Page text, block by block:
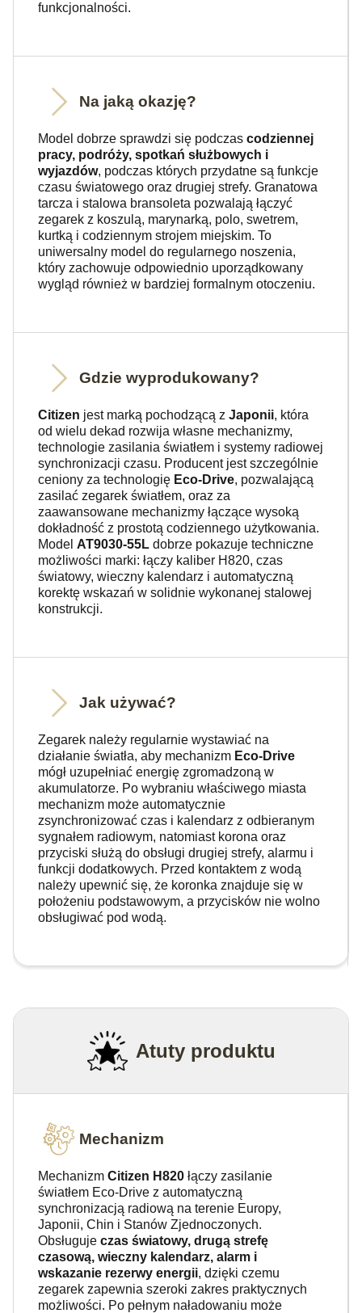
funkcjonalności.
Na jaką okazję?
Model dobrze sprawdzi się podczas codziennej
pracy, podróży, spotkań służbowych i
wyjazdów, podczas których przydatne są funkcje
czasu światowego oraz drugiej strefy. Granatowa
tarcza i stalowa bransoleta pozwalają łączyć
zegarek z koszulą, marynarką, polo, swetrem,
kurtką i codziennym strojem miejskim. To
uniwersalny model do regularnego noszenia,
który zachowuje odpowiednio uporządkowany
wygląd również w bardziej formalnym otoczeniu.
Gdzie wyprodukowany?
Citizen jest marką pochodzącą z Japonii, która
od wielu dekad rozwija własne mechanizmy,
technologie zasilania światłem i systemy radiowej
synchronizacji czasu. Producent jest szczególnie
ceniony za technologię Eco-Drive, pozwalającą
zasilać zegarek światłem, oraz za
zaawansowane mechanizmy łączące wysoką
dokładność z prostotą codziennego użytkowania.
Model AT9030-55L dobrze pokazuje techniczne
możliwości marki: łączy kaliber H820, czas
światowy, wieczny kalendarz i automatyczną
korektę wskazań w solidnie wykonanej stalowej
konstrukcji.
Jak używać?
Zegarek należy regularnie wystawiać na
działanie światła, aby mechanizm Eco-Drive
mógł uzupełniać energię zgromadzoną w
akumulatorze. Po wybraniu właściwego miasta
mechanizm może automatycznie
zsynchronizować czas i kalendarz z odbieranym
sygnałem radiowym, natomiast korona oraz
przyciski służą do obsługi drugiej strefy, alarmu i
funkcji dodatkowych. Przed kontaktem z wodą
należy upewnić się, że koronka znajduje się w
położeniu podstawowym, a przycisków nie wolno
obsługiwać pod wodą.
Atuty produktu
Mechanizm
Mechanizm Citizen H820 łączy zasilanie
światłem Eco-Drive z automatyczną
synchronizacją radiową na terenie Europy,
Japonii, Chin i Stanów Zjednoczonych.
Obsługuje czas światowy, drugą strefę
czasową, wieczny kalendarz, alarm i
wskazanie rezerwy energii, dzięki czemu
zegarek zapewnia szeroki zakres praktycznych
możliwości. Po pełnym naładowaniu może